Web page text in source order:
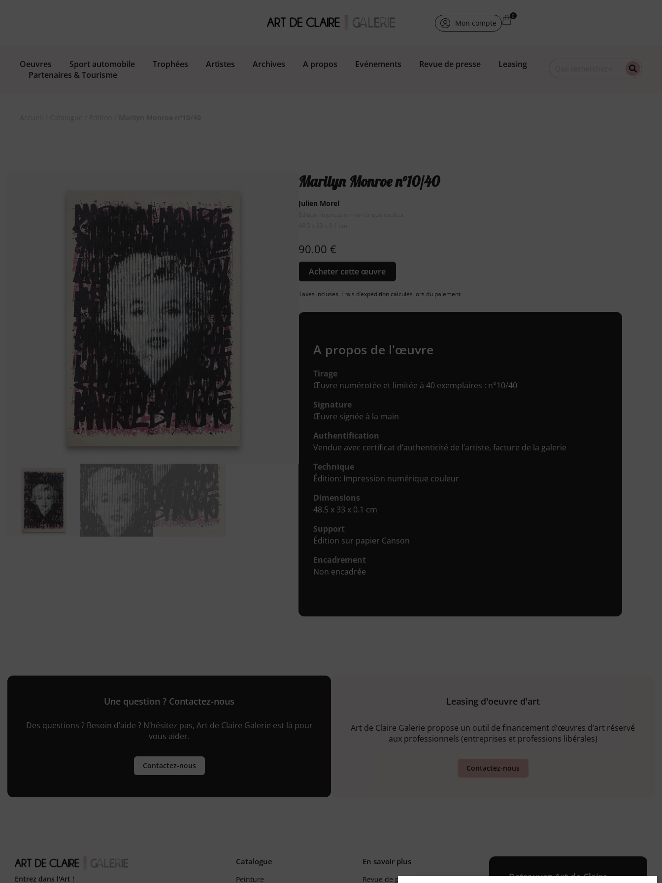
Mon compte
Oeuvres Sport automobile Trophées Artistes Archives A propos Evénements Revue de presse
Leasing
Partenaires & Tourisme
Marilyn Monroe n°10/40
Julien Morel
90.00€
Acheter cette œuvre
Taxes incluses. Frais d’expédition calculés lors du paiement
A propos de l'œuvre
Tirage
Œuvre numérotée et limitée à 40 exemplaires : n°10/40
Signature
Œuvre signée à la main
Authentification
Vendue avec certificat d’authenticité de l’artiste, facture de la galerie
Technique
Édition: Impression numérique couleur
Dimensions
48.5 x 33 x 0.1 cm
Support
Édition sur papier Canson
Encadrement
Non encadrée
Une question ? Contactez-nous
Des questions ? Besoin d’aide ? N’hésitez pas, Art de Claire Galerie est là pour
vous aider.
Contactez-nous
Leasing d'oeuvre d'art
Art de Claire Galerie propose un outil de financement d’œuvres d’art réservé
aux professionnels (entreprises et professions libérales)
Contactez-nous
Entrez dans l'Art !
Catalogue
Peinture
En savoir plus
Revue de presse
Retrouvez Art de Claire